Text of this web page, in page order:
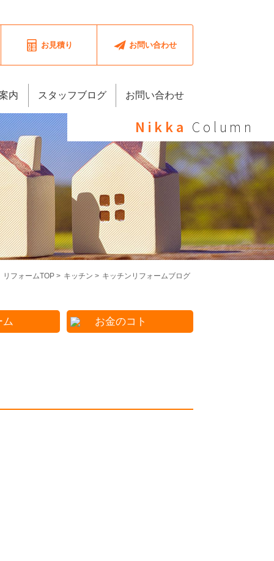
お見積り お問い合わせ
内 スタッフブログ お問い合わせ
Nikka Column
リフォームTOP > キッチン > キッチンリフォームブログ
ム お金のコト